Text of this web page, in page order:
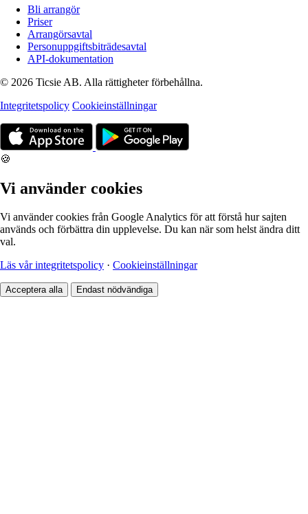
Bli arrangör
Priser
Arrangörsavtal
Personuppgiftsbiträdesavtal
API-dokumentation
© 2026 Ticsie AB. Alla rättigheter förbehållna.
Integritetspolicy Cookieinställningar
🍪
Vi använder cookies
Vi använder cookies från Google Analytics för att förstå hur sajten
används och förbättra din upplevelse. Du kan när som helst ändra ditt
val.
Läs vår integritetspolicy · Cookieinställningar
Acceptera alla Endast nödvändiga